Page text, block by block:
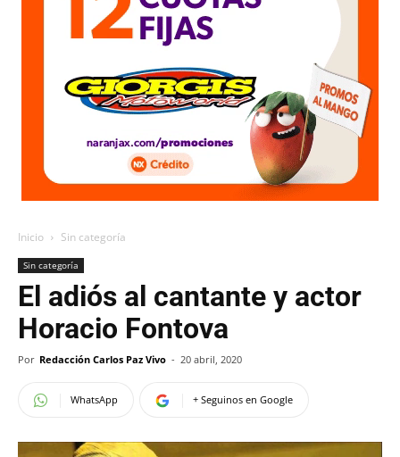
Inicio Sin categoría
Sin categoría
El adiós al cantante y actor
Horacio Fontova
Por Redacción Carlos Paz Vivo - 20 abril, 2020
WhatsApp + Seguinos en Google